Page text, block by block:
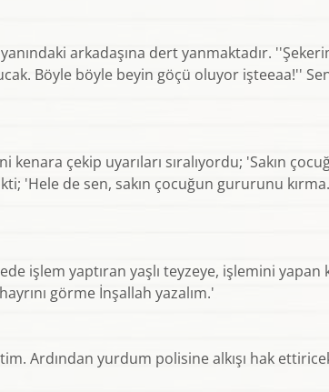
arkadaşına dert yanmaktadır.
Böyle böyle beyin göçü oluyor işteeaa!''
çekip uyarıları sıralıyordu; 'Sakın
'Hele de sen, sakın çocuğun gururunu
işlem yaptıran yaşlı teyzeye, işlemini yapan
görme İnşallah yazalım.'
Ardından yurdum polisine alkışı hak